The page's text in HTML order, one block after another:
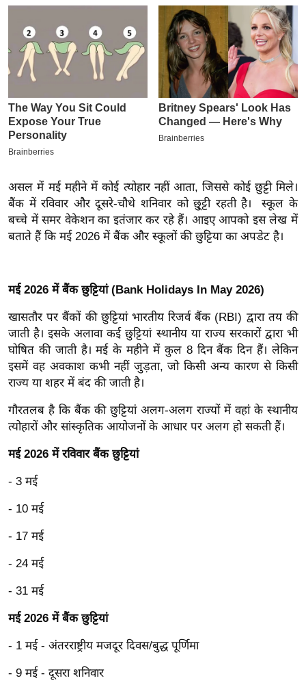
पे
प
मि
सा
ल
मि
सा
ल
य
यं
ग
इं
डि
सा
हि
त्य
ग
त
ऑ
व
ज
ब्री
म
असल में मई महीने में कोई त्योहार नहीं आता, जिससे कोई छुट्टी मिले।
बैंक में रविवार और दूसरे-चौथे शनिवार को छु्ट्टी रहती है। स्कूल के
बच्चे में समर वेकेशन का इतंजार कर रहे हैं। आइए आपको इस लेख में
बताते हैं कि मई 2026 में बैंक और स्कूलों की छुट्टिया का अपडेट है।
मई 2026 में बैंक छुट्टियां (Bank Holidays In May 2026)
खासतौर पर बैंकों की छुट्टियां भारतीय रिजर्व बैंक (RBI) द्वारा तय की
जाती है। इसके अलावा कई छुट्टियां स्थानीय या राज्य सरकारों द्वारा भी
घोषित की जाती है। मई के महीने में कुल 8 दिन बैंक दिन हैं। लेकिन
इसमें वह अवकाश कभी नहीं जुड़ता, जो किसी अन्य कारण से किसी
राज्य या शहर में बंद की जाती है।
गौरतलब है कि बैंक की छुट्टियां अलग-अलग राज्यों में वहां के स्थानीय
त्योहारों और सांस्कृतिक आयोजनों के आधार पर अलग हो सकती हैं।
मई 2026 में रविवार बैंक छुट्टियां
- 3 मई
- 10 मई
- 17 मई
- 24 मई
- 31 मई
मई 2026 में बैंक छुट्टियां
- 1 मई - अंतरराष्ट्रीय मजदूर दिवस/बुद्ध पूर्णिमा
- 9 मई - दूसरा शनिवार